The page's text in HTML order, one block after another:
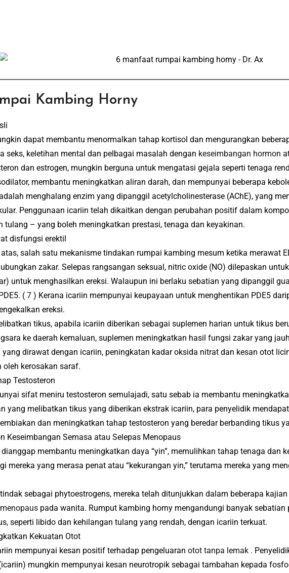
Kambing Horny
dapat membantu menormalkan tahap kortisol dan mengurangkan
seks, keletihan mental dan pelbagai masalah dengan keseimbangan hormon
dan estrogen, mungkin berguna untuk mengatasi gejala seperti tenaga
membantu meningkatkan aliran darah, dan mempunyai beberapa
menghalang enzim yang dipanggil acetylcholinesterase (AChE), yang
Penggunaan icariin telah dikaitkan dengan perubahan positif dalam
tulang – yang boleh meningkatkan prestasi, tenaga dan keyakinan.
disfungsi erektil
salah satu mekanisme tindakan rumpai kambing mesum ketika merawat
zakar. Selepas rangsangan seksual, nitric oxide (NO) dilepaskan
untuk menghasilkan ereksi. Walaupun ini berlaku sebatian yang dipanggil
( 7 ) Kerana icariin mempunyai keupayaan untuk menghentikan PDE5
ereksi.
tikus, apabila icariin diberikan sebagai suplemen harian untuk tikus
ke daerah kemaluan, suplemen meningkatkan hasil fungsi zakar yang
dirawat dengan icariin, peningkatan kadar oksida nitrat dan kesan otot
oleh kerosakan saraf.
Testosteron
sifat meniru testosteron semulajadi, satu sebab ia membantu
yang melibatkan tikus yang diberikan ekstrak icariin, para penyelidik
dan meningkatkan tahap testosteron yang beredar berbanding tikus
Keseimbangan Semasa atau Selepas Menopaus
membantu meningkatkan daya “yin”, memulihkan tahap tenaga dan
mereka yang merasa penat atau “kekurangan yin,” terutama mereka yang
sebagai phytoestrogens, mereka telah ditunjukkan dalam beberapa
pada wanita. Rumput kambing horny mengandungi banyak
seperti libido dan kehilangan tulang yang rendah, dengan icariin terkuat.
Kekuatan Otot
mempunyai kesan positif terhadap pengeluaran otot tanpa lemak .
mungkin mempunyai kesan neurotropik sebagai tambahan kepada